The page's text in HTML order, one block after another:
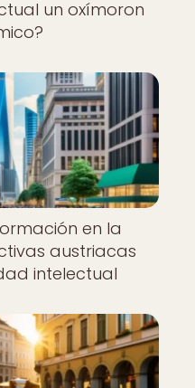
un oxímoron
en la
austriacas
intelectual